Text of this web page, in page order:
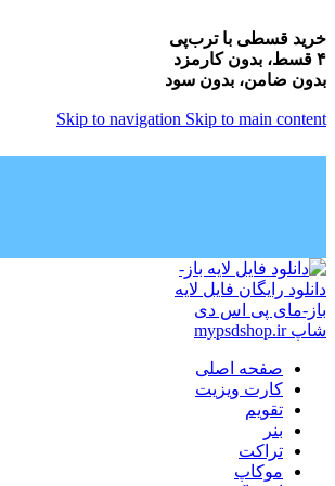
خرید قسطی با ترب‌پی
۴ قسط، بدون کارمزد
بدون ضامن، بدون سود
Skip to navigation Skip to main content
صفحه اصلی
کارت ویزیت
تقویم
بنر
تراکت
موکاپ